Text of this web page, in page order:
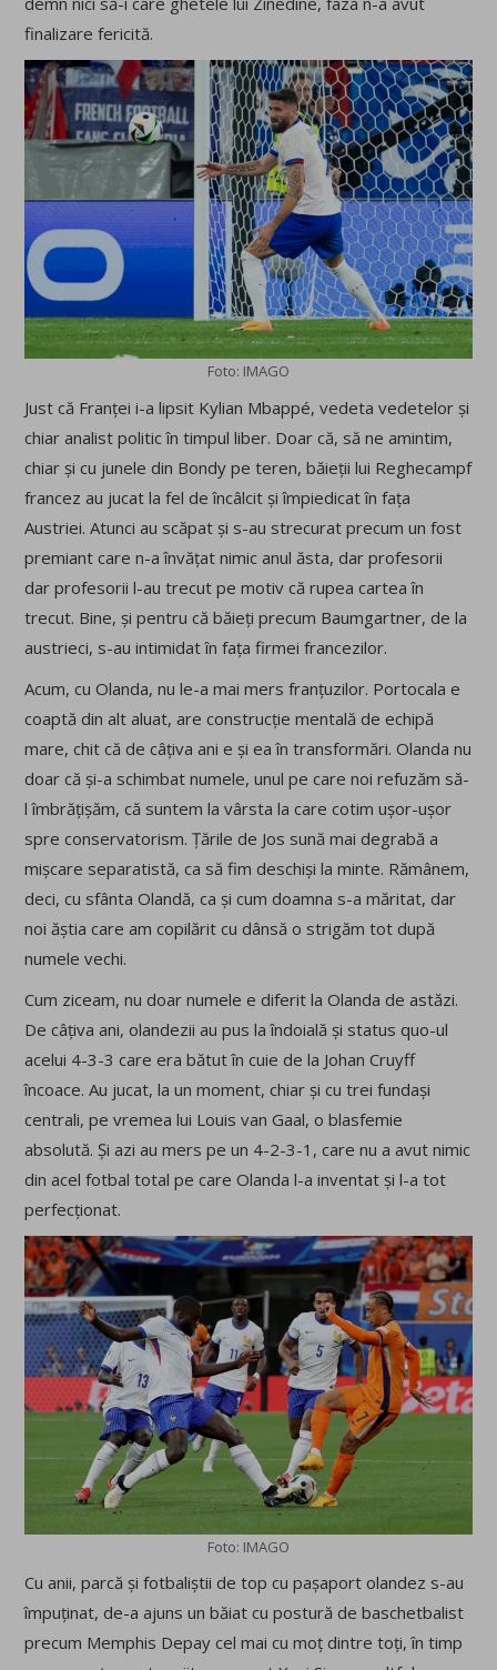
finalizare fericită.
Foto: IMAGO
Just că Franței i-a lipsit Kylian Mbappé, vedeta vedetelor și
chiar analist politic în timpul liber. Doar că, să ne amintim,
chiar și cu junele din Bondy pe teren, băieții lui Reghecampf
francez au jucat la fel de încâlcit și împiedicat în fața
Austriei. Atunci au scăpat și s-au strecurat precum un fost
premiant care n-a învățat nimic anul ăsta, dar profesorii
dar profesorii l-au trecut pe motiv că rupea cartea în
trecut. Bine, și pentru că băieți precum Baumgartner, de la
austrieci, s-au intimidat în fața firmei francezilor.
Acum, cu Olanda, nu le-a mai mers franțuzilor. Portocala e
coaptă din alt aluat, are construcție mentală de echipă
mare, chit că de câțiva ani e și ea în transformări. Olanda nu
doar că și-a schimbat numele, unul pe care noi refuzăm să-
l îmbrățișăm, că suntem la vârsta la care cotim ușor-ușor
spre conservatorism. Țările de Jos sună mai degrabă a
mișcare separatistă, ca să fim deschiși la minte. Rămânem,
deci, cu sfânta Olandă, ca și cum doamna s-a măritat, dar
noi ăștia care am copilărit cu dânsă o strigăm tot după
numele vechi.
Cum ziceam, nu doar numele e diferit la Olanda de astăzi.
De câțiva ani, olandezii au pus la îndoială și status quo-ul
acelui 4-3-3 care era bătut în cuie de la Johan Cruyff
încoace. Au jucat, la un moment, chiar și cu trei fundași
centrali, pe vremea lui Louis van Gaal, o blasfemie
absolută. Și azi au mers pe un 4-2-3-1, care nu a avut nimic
din acel fotbal total pe care Olanda l-a inventat și l-a tot
perfecționat.
Foto: IMAGO
Cu anii, parcă și fotbaliștii de top cu pașaport olandez s-au
împuținat, de-a ajuns un băiat cu postură de baschetbalist
precum Memphis Depay cel mai cu moț dintre toți, în timp